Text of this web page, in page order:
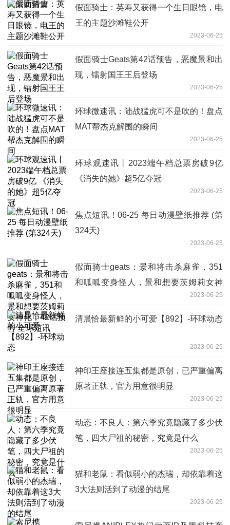
假面骑士：英寿又获得一个生日眼镜，电
王的主题沙滩鞋公开
2023-06-25
假面骑士Geats第42话预告，恶魔景和出
现，镭射国王王后登场
2023-06-25
环球微速讯：陆战猛虎可不是吹的！盘点
MAT帮杰克解围的瞬间
2023-06-25
环球观速讯丨2023端午档总票房破9亿
《消失的她》超5亿夺冠
2023-06-25
焦点短讯！06-25 每日动漫壁纸推荐 (第
324天)
2023-06-25
假面骑士geats：景和将击杀麻雀，351
和呱呱变身怪人，景和想要茨姆莉女神
2023-06-25
清晨恰最新鲜的小可爱【892】-环球动态
2023-06-25
神印王座接连五集都是原创，已严重偏离
原著正轨，官方用意很明显
2023-06-25
动态：不良人：第六季究竟隐藏了多少伏
笔，四大尸祖的秘密，究竟是什么
2023-06-25
猫和老鼠：看似弱小的杰瑞，却依靠着这
3大法则活到了动漫的结尾
2023-06-25